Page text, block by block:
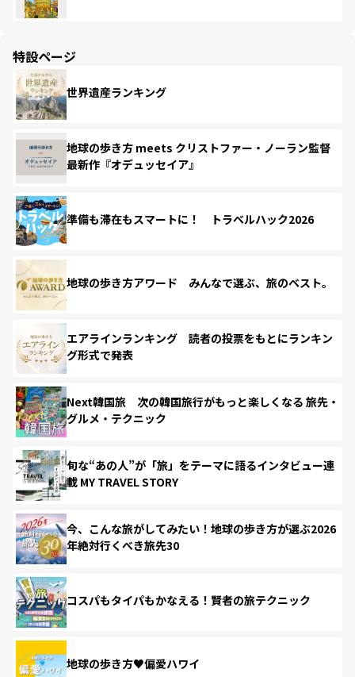
特設ページ
世界遺産ランキング
地球の歩き方 meets クリストファー・ノーラン監督
最新作『オデュッセイア』
準備も滞在もスマートに！ トラベルハック2026
地球の歩き方アワード みんなで選ぶ、旅のベスト。
エアラインランキング 読者の投票をもとにランキン
グ形式で発表
Next韓国旅 次の韓国旅行がもっと楽しくなる 旅先・
グルメ・テクニック
旬な“あの人”が「旅」をテーマに語るインタビュー連
載 MY TRAVEL STORY
今、こんな旅がしてみたい！地球の歩き方が選ぶ2026
年絶対行くべき旅先30
コスパもタイパもかなえる！賢者の旅テクニック
地球の歩き方♥偏愛ハワイ